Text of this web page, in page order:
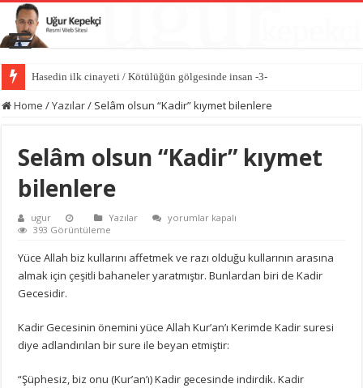
İlk kıvılcım: İblis’in kibri / Kötülüğün gölgesinde insan -2-
Home /Yazılar/ Selâm olsun “Kadir” kıymet bilenlere
Selâm olsun “Kadir” kıymet
bilenlere
ugur Yazılar
Selâm
kıymet
bilenlere
için
yorumlar kapalı
393 Görüntüleme
Yüce Allah biz kullarını affetmek ve razı olduğu kullarının arasına
almak için çeşitli bahaneler yaratmıştır. Bunlardan biri de Kadir
Gecesidir.
Kadir Gecesinin önemini yüce Allah Kur’an’ı Kerimde Kadir suresi
diye adlandırılan bir sure ile beyan etmiştir:
“Şüphesiz, biz onu (Kur’an’ı) Kadir gecesinde indirdik. Kadir